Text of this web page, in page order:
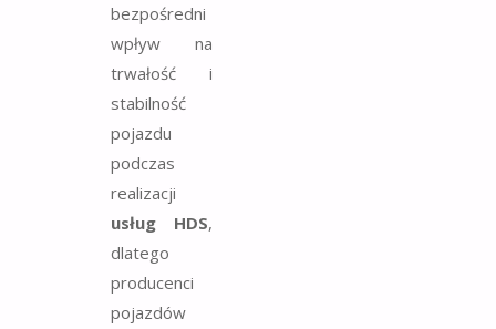
bezpośredni
wpływ na
trwałość i
stabilność
pojazdu
podczas
realizacji
usług HDS,
dlatego
producenci
pojazdów